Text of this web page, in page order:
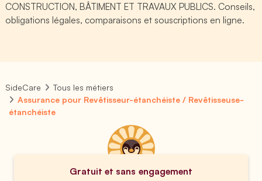
CONSTRUCTION, BÂTIMENT ET TRAVAUX PUBLICS. Conseils,
obligations légales, comparaisons et souscriptions en ligne.
SideCare
Tous les métiers
Assurance pour Revêtisseur-étanchéiste / Revêtisseuse-
étanchéiste
Gratuit et sans engagement